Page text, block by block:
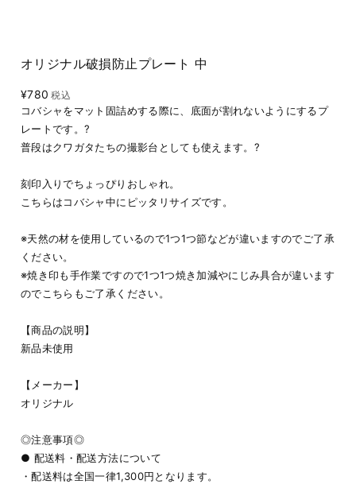
オリジナル破損防止プレート 中
¥780 税込
コバシャをマット固詰めする際に、底面が割れないようにするプ
レートです。?
普段はクワガタたちの撮影台としても使えます。?
刻印入りでちょっぴりおしゃれ。
こちらはコバシャ中にピッタリサイズです。
※天然の材を使用しているので1つ1つ節などが違いますのでご了承
ください。
※焼き印も手作業ですので1つ1つ焼き加減やにじみ具合が違います
のでこちらもご了承ください。
【商品の説明】
新品未使用
【メーカー】
オリジナル
◎注意事項◎
● 配送料・配送方法について
・配送料は全国一律1,300円となります。